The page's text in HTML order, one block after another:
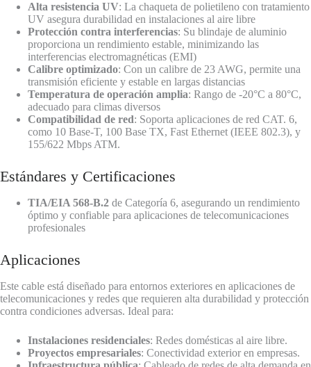
Alta resistencia UV: La chaqueta de polietileno con tratamiento
UV asegura durabilidad en instalaciones al aire libre
Protección contra interferencias: Su blindaje de aluminio
proporciona un rendimiento estable, minimizando las
interferencias electromagnéticas (EMI)
Calibre optimizado: Con un calibre de 23 AWG, permite una
transmisión eficiente y estable en largas distancias
Temperatura de operación amplia: Rango de -20°C a 80°C,
adecuado para climas diversos
Compatibilidad de red: Soporta aplicaciones de red CAT. 6,
como 10 Base-T, 100 Base TX, Fast Ethernet (IEEE 802.3), y
155/622 Mbps ATM.
Estándares y Certificaciones
TIA/EIA 568-B.2 de Categoría 6, asegurando un rendimiento
óptimo y confiable para aplicaciones de telecomunicaciones
profesionales
Aplicaciones
Este cable está diseñado para entornos exteriores en aplicaciones de
telecomunicaciones y redes que requieren alta durabilidad y protección
contra condiciones adversas. Ideal para:
Instalaciones residenciales: Redes domésticas al aire libre.
Proyectos empresariales: Conectividad exterior en empresas.